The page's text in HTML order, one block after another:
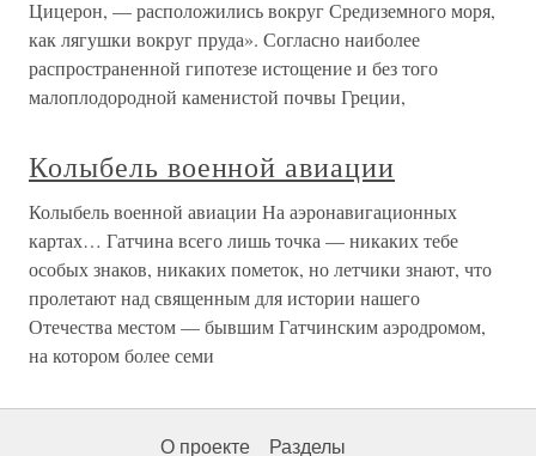
Цицерон, — расположились вокруг Средиземного моря,
как лягушки вокруг пруда». Согласно наиболее
распространенной гипотезе истощение и без того
малоплодородной каменистой почвы Греции,
Колыбель военной авиации
Колыбель военной авиации На аэронавигационных
картах… Гатчина всего лишь точка — никаких тебе
особых знаков, никаких пометок, но летчики знают, что
пролетают над священным для истории нашего
Отечества местом — бывшим Гатчинским аэродромом,
на котором более семи
О проекте Разделы